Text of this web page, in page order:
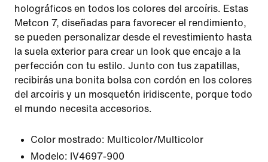
holográficos en todos los colores del arcoíris. Estas
Metcon 7, diseñadas para favorecer el rendimiento,
se pueden personalizar desde el revestimiento hasta
la suela exterior para crear un look que encaje a la
perfección con tu estilo. Junto con tus zapatillas,
recibirás una bonita bolsa con cordón en los colores
del arcoíris y un mosquetón iridiscente, porque todo
el mundo necesita accesorios.
Color mostrado: Multicolor/Multicolor
Modelo: IV4697-900